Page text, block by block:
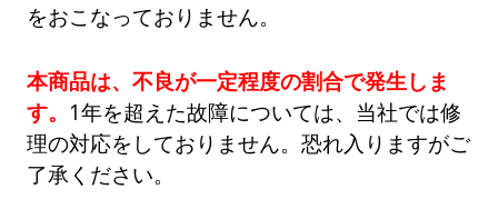
をおこなっておりません。
本商品は、不良が一定程度の割合で発生しま
す。 1年を超えた故障については、当社では修
理の対応をしておりません。恐れ入りますがご
了承ください。